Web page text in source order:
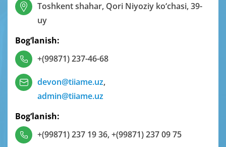
Toshkent shahar, Qori Niyoziy ko‘chasi, 39-
uy
Bog‘lanish:
+(99871) 237-46-68
devon@tiiame.uz,
admin@tiiame.uz
Bog‘lanish:
+(99871) 237 19 36,+(99871) 237 09 75